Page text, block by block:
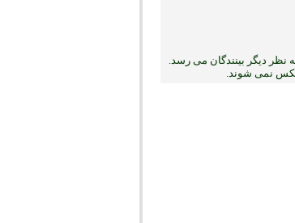
دیگر بینندگان می رسد.
نمی ‏شوند.